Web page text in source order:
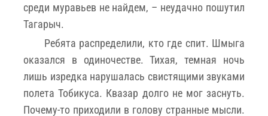
среди муравьев не найдем, – неудачно пошутил
Тагарыч.
Ребята распределили, кто где спит. Шмыга
оказался в одиночестве. Тихая, темная ночь
лишь изредка нарушалась свистящими звуками
полета Тобикуса. Квазар долго не мог заснуть.
Почему-то приходили в голову странные мысли.